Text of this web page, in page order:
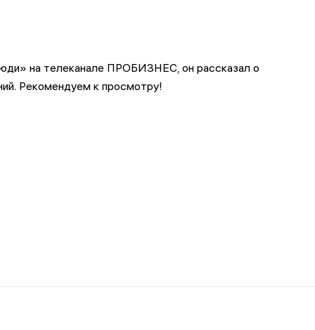
на телеканале ПРОБИЗНЕС, он рассказал о
Рекомендуем к просмотру!